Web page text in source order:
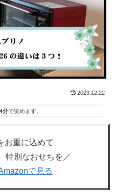
2023.12.22
分で読めます。
お重に込めて
特別なおせちを／
で見る